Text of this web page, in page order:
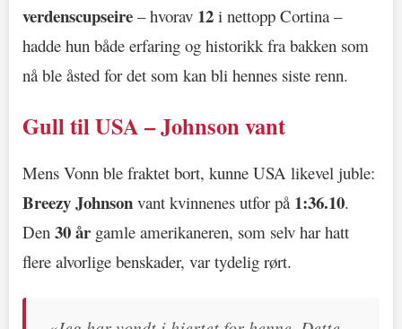
verdenscupseire – hvorav 12 i nettopp Cortina –
hadde hun både erfaring og historikk fra bakken som
nå ble åsted for det som kan bli hennes siste renn.
Gull til USA – Johnson vant
Mens Vonn ble fraktet bort, kunne USA likevel juble:
Breezy Johnson vant kvinnenes utfor på 1:36.10.
Den 30 år gamle amerikaneren, som selv har hatt
flere alvorlige benskader, var tydelig rørt.